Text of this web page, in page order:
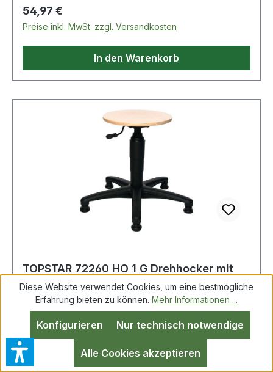
Regulärer Preis:
54,97 €
Preise inkl. MwSt. zzgl. Versandkosten
In den Warenkorb
TOPSTAR 72260 HO 1 G Drehhocker mit
Bodengleitern Buche natur
Sitzhöhenverste
Drehhocker m.Bodengleitern Buche natur Sitz-
H.390-520mm TOPSTAR Sitz aus robustem
Buchenholz naturfarben lackiert Ø 350 mm ·
Diese Website verwendet Cookies, um eine bestmögliche
Erfahrung bieten zu können. Mehr Informationen ...
Nur technisch notwendige
Konfigurieren
Alle Cookies akzeptieren